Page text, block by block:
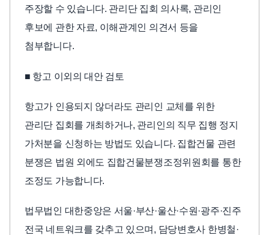
주장할 수 있습니다. 관리단 집회 의사록, 관리인
후보에 관한 자료, 이해관계인 의견서 등을
첨부합니다.
■ 항고 이외의 대안 검토
항고가 인용되지 않더라도 관리인 교체를 위한
관리단 집회를 개최하거나, 관리인의 직무 집행 정지
가처분을 신청하는 방법도 있습니다. 집합건물 관련
분쟁은 법원 외에도 집합건물분쟁조정위원회를 통한
조정도 가능합니다.
법무법인 대한중앙은 서울·부산·울산·수원·광주·진주
전국 네트워크를 갖추고 있으며, 담당변호사 한병철·